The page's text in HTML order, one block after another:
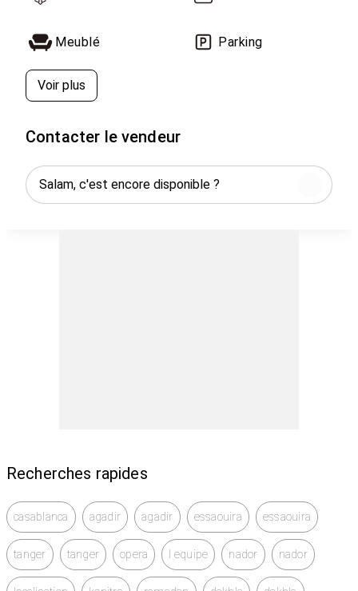
Meublé Parking
Voir plus
Contacter le vendeur
Recherches rapides
casablanca agadir agadir essaouira essaouira
tanger tanger opera l equipe nador nador